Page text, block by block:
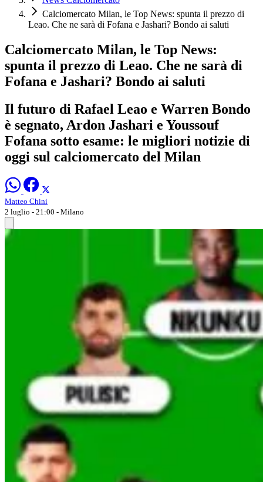
Calciomercato Milan, le Top News: spunta il prezzo di
Leao. Che ne sarà di Fofana e Jashari? Bondo ai saluti
Calciomercato Milan, le Top News:
spunta il prezzo di Leao. Che ne sarà di
Fofana e Jashari? Bondo ai saluti
Il futuro di Rafael Leao e Warren Bondo
è segnato, Ardon Jashari e Youssouf
Fofana sotto esame: le migliori notizie di
oggi sul calciomercato del Milan
Matteo Chini
2 luglio - 21:00 - Milano